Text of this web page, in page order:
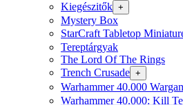
Kiegészitők +
Mystery Box
StarCraft Tabletop
Tereptárgyak
The Lord Of The Rings
Trench Crusade +
Warhammer 40.000
Warhammer 40.000: Kill